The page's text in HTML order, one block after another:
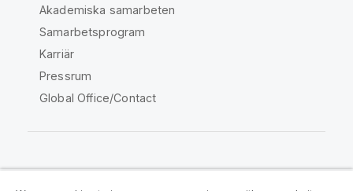
Akademiska samarbeten
Samarbetsprogram
Karriär
Pressrum
Global Office/Contact